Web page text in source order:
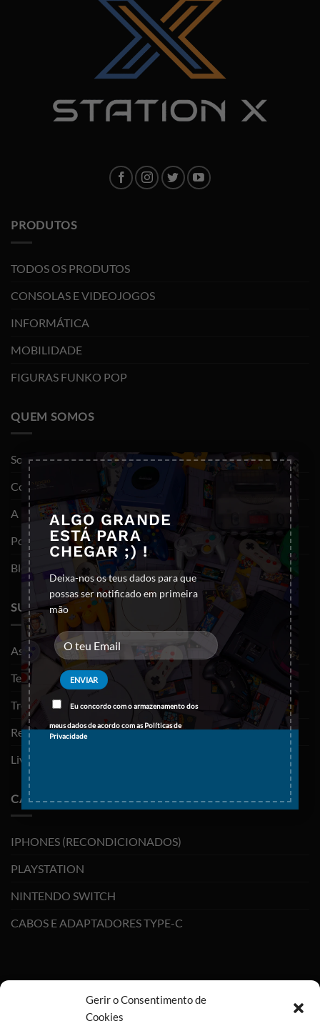
ALGO GRANDE
ESTÁ PARA
CHEGAR ;) !
Deixa-nos os teus dados para que
possas ser notificado em primeira
mão
Eu concordo com o armazenamento dos
meus dados de acordo com asPolíticas de
Privacidade
×
Gerir o Consentimento de
Cookies
PRODUTOS
TODOS OS PRODUTOS
CONSOLAS E VIDEOJOGOS
INFORMÁTICA
MOBILIDADE
FIGURAS FUNKO POP
QUEM SOMOS
Sobre nós
Contactos
A minha conta
Política de privacidade
Blog
SUPORTE
As minhas encomendas
Termos e Condições
Trocas e devoluções
Resolução de litígios
Livro de reclamações
CATEGORIAS
IPHONES (RECONDICIONADOS)
PLAYSTATION
NINTENDO SWITCH
CABOS E ADAPTADORES TYPE-C